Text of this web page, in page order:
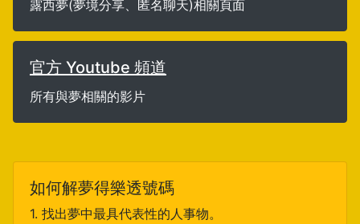
露西夢(夢境分享、匿名聊天)相關頁面
官方 Youtube 頻道
所有與夢相關的影片
如何解夢得樂透號碼
1. 找出夢中最具代表性的人事物。